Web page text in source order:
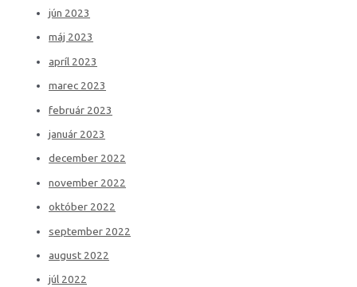
jún 2023
máj 2023
apríl 2023
marec 2023
február 2023
január 2023
december 2022
november 2022
október 2022
september 2022
august 2022
júl 2022